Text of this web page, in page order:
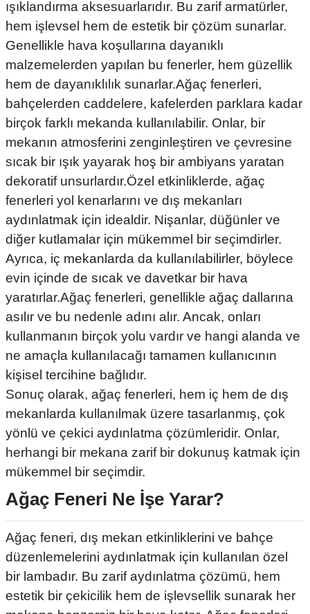
Lineer Aydınlatma Armatürleri
Magnetic Armatürler
Ray Spot Armatürler
Sensörlü Armatürler
Tezgah Altı Armatürler
Wallwasher Armatürler
Audio Tek Butonlu Zil Panelleri
Audio Villa Görüntülü Sistemler
Audio Yan Sıra Butonlu Zil Panelleri
Diafon Sistemi Aksesuarları
Santral - Güç Kaynağı
Villa Setler
Yardımcı Ürünler
ışıklandırma aksesuarlarıdır. Bu zarif armatürler,
hem işlevsel hem de estetik bir çözüm sunarlar.
Genellikle hava koşullarına dayanıklı
malzemelerden yapılan bu fenerler, hem güzellik
hem de dayanıklılık sunarlar.Ağaç fenerleri,
bahçelerden caddelere, kafelerden parklara kadar
birçok farklı mekanda kullanılabilir. Onlar, bir
mekanın atmosferini zenginleştiren ve çevresine
sıcak bir ışık yayarak hoş bir ambiyans yaratan
dekoratif unsurlardır.Özel etkinliklerde, ağaç
fenerleri yol kenarlarını ve dış mekanları
aydınlatmak için idealdir. Nişanlar, düğünler ve
diğer kutlamalar için mükemmel bir seçimdirler.
Ayrıca, iç mekanlarda da kullanılabilirler, böylece
evin içinde de sıcak ve davetkar bir hava
yaratırlar.Ağaç fenerleri, genellikle ağaç dallarına
asılır ve bu nedenle adını alır. Ancak, onları
kullanmanın birçok yolu vardır ve hangi alanda ve
ne amaçla kullanılacağı tamamen kullanıcının
kişisel tercihine bağlıdır.
Sonuç olarak, ağaç fenerleri, hem iç hem de dış
mekanlarda kullanılmak üzere tasarlanmış, çok
yönlü ve çekici aydınlatma çözümleridir. Onlar,
herhangi bir mekana zarif bir dokunuş katmak için
mükemmel bir seçimdir.
Ağaç Feneri Ne İşe Yarar?
Ağaç feneri, dış mekan etkinliklerini ve bahçe
düzenlemelerini aydınlatmak için kullanılan özel
bir lambadır. Bu zarif aydınlatma çözümü, hem
estetik bir çekicilik hem de işlevsellik sunarak her